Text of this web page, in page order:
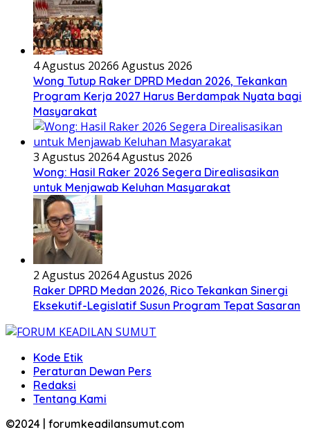
4 Agustus 20266 Agustus 2026
Wong Tutup Raker DPRD Medan 2026, Tekankan
Program Kerja 2027 Harus Berdampak Nyata bagi
Masyarakat
3 Agustus 20264 Agustus 2026
Wong: Hasil Raker 2026 Segera Direalisasikan
untuk Menjawab Keluhan Masyarakat
2 Agustus 20264 Agustus 2026
Raker DPRD Medan 2026, Rico Tekankan Sinergi
Eksekutif-Legislatif Susun Program Tepat Sasaran
Kode Etik
Peraturan Dewan Pers
Redaksi
Tentang Kami
©2024 | forumkeadilansumut.com